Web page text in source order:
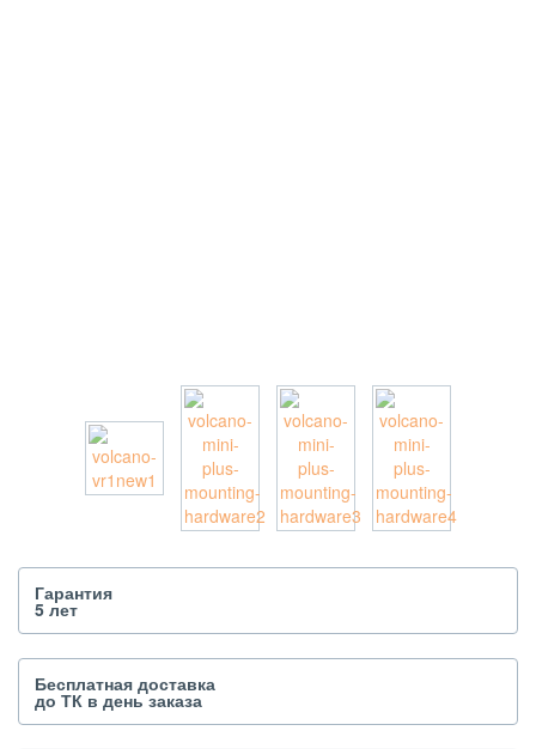
Гарантия
5 лет
Бесплатная доставка
до ТК в день заказа